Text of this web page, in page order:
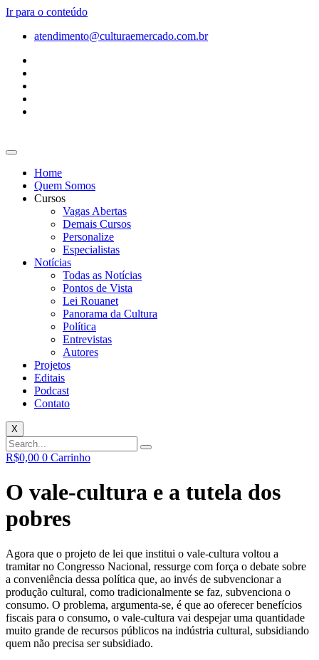
Ir para o conteúdo
atendimento@culturaemercado.com.br
Home
Quem Somos
Cursos
Vagas Abertas
Demais Cursos
Personalize
Especialistas
Notícias
Todas as Notícias
Pontos de Vista
Lei Rouanet
Panorama da Cultura
Política
Entrevistas
Autores
Projetos
Editais
Podcast
Contato
X
R$0,00 0 Carrinho
O vale-cultura e a tutela dos
pobres
Agora que o projeto de lei que institui o vale-cultura voltou a
tramitar no Congresso Nacional, ressurge com força o debate sobre
a conveniência dessa política que, ao invés de subvencionar a
produção cultural, como tradicionalmente se faz, subvenciona o
consumo. O problema, argumenta-se, é que ao oferecer benefícios
fiscais para o consumo, o vale-cultura vai despejar uma quantidade
muito grande de recursos públicos na indústria cultural, subsidiando
quem não precisa ser subsidiado.